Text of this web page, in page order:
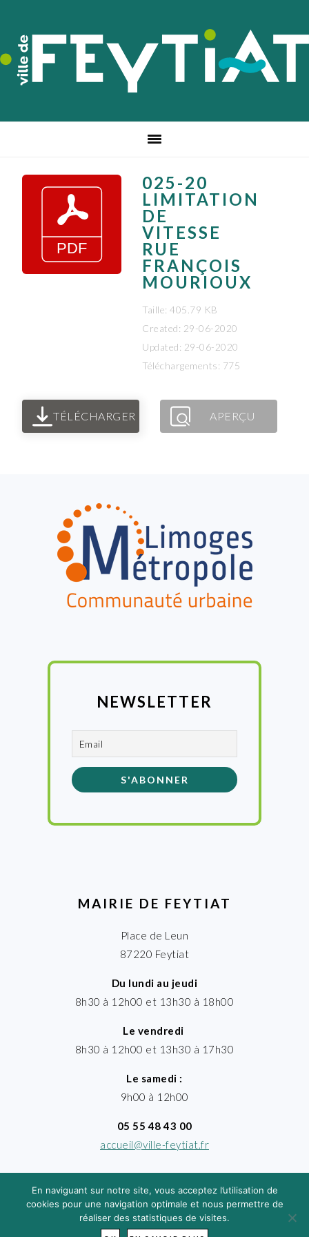
navigation
principale
contenu
principal
pied
de
page
025-20
LIMITATION
DE
VITESSE
RUE
FRANÇOIS
MOURIOUX
Taille: 405.79 KB
Created: 29-06-2020
Updated: 29-06-2020
Téléchargements: 775
TÉLÉCHARGER APERÇU
NEWSLETTER
MAIRIE DE FEYTIAT
Place de Leun
87220 Feytiat
Du lundi au jeudi
8h30 à 12h00 et 13h30 à 18h00
Le vendredi
8h30 à 12h00 et 13h30 à 17h30
Le samedi :
9h00 à 12h00
05 55 48 43 00
accueil@ville-feytiat.fr
En naviguant sur notre site, vous acceptez l’utilisation de
cookies pour une navigation optimale et nous permettre de
réaliser des statistiques de visites.